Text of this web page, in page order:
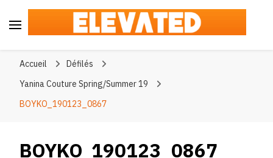
Accueil
Défilés
Yanina Couture Spring/Summer 19
BOYKO_190123_0867
BOYKO_190123_0867